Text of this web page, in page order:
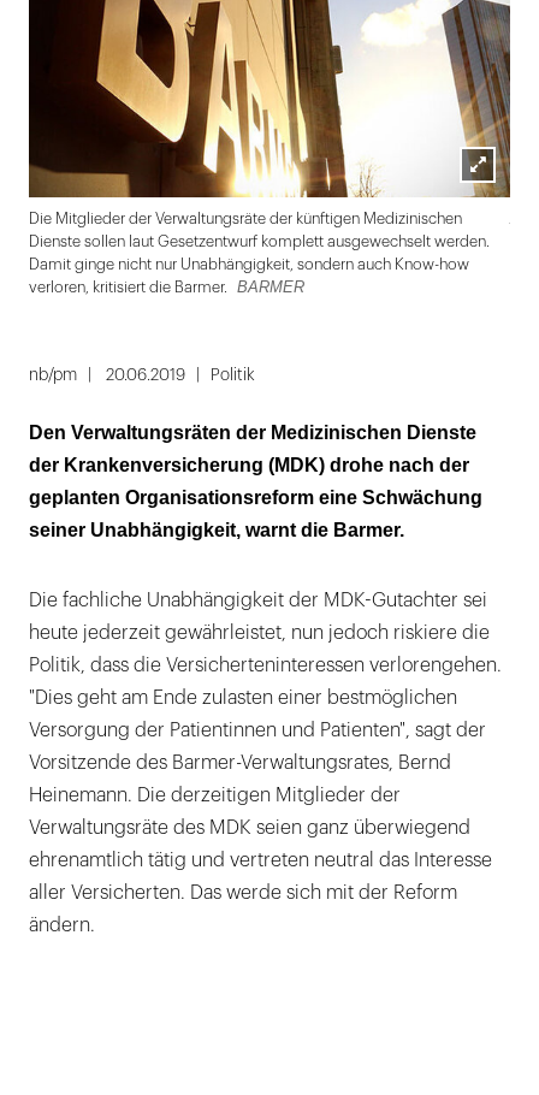
Lightbox
öffnen
Die Mitglieder der Verwaltungsräte der künftigen Medizinischen
Dienste sollen laut Gesetzentwurf komplett ausgewechselt werden.
Damit ginge nicht nur Unabhängigkeit, sondern auch Know-how
verloren, kritisiert die Barmer.
BARMER
1
2
nb/pm 20.06.2019 Politik
Den Verwaltungsräten der Medizinischen Dienste
der Krankenversicherung (MDK) drohe nach der
geplanten Organisationsreform eine Schwächung
seiner Unabhängigkeit, warnt die Barmer.
Die fachliche Unabhängigkeit der MDK-Gutachter sei
heute jederzeit gewährleistet, nun jedoch riskiere die
Politik, dass die Versicherteninteressen verlorengehen.
"Dies geht am Ende zulasten einer bestmöglichen
Versorgung der Patientinnen und Patienten", sagt der
Vorsitzende des Barmer-Verwaltungsrates, Bernd
Heinemann. Die derzeitigen Mitglieder der
Verwaltungsräte des MDK seien ganz überwiegend
ehrenamtlich tätig und vertreten neutral das Interesse
aller Versicherten. Das werde sich mit der Reform
ändern.